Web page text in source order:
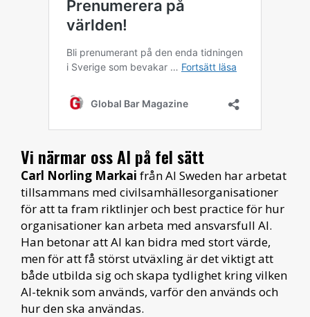
Vi närmar oss AI på fel sätt
Carl Norling Markai från AI Sweden har arbetat
tillsammans med civilsamhällesorganisationer
för att ta fram riktlinjer och best practice för hur
organisationer kan arbeta med ansvarsfull AI.
Han betonar att AI kan bidra med stort värde,
men för att få störst utväxling är det viktigt att
både utbilda sig och skapa tydlighet kring vilken
AI-teknik som används, varför den används och
hur den ska användas.